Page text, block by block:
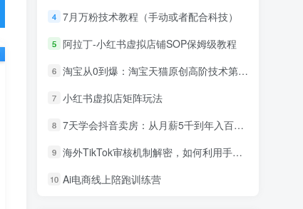
4 7月万粉技术教程（手动或者配合科技）
5 阿拉丁-小红书虚拟店铺SOP保姆级教程
6 淘宝从0到爆：淘宝天猫原创高阶技术第69期
7 小红书虚拟店矩阵玩法
8 7天学会抖音卖房：从月薪5千到年入百万，新时代房产经纪人必备技能
9 海外TikTok审核机制解密，如何利用手法轻松搬运过审
10 Ai电商线上陪跑训练营